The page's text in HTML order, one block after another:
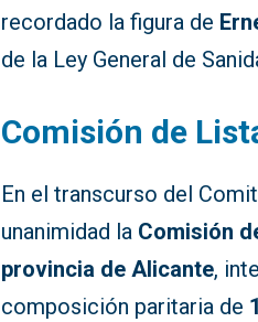
recordado la figura de
de la Ley General de
Comisión de
En el transcurso del
unanimidad la Comisión
provincia de Alicante,
composición paritaria de